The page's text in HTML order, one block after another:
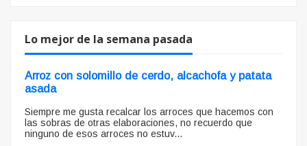
Lo mejor de la semana pasada
Arroz con solomillo de cerdo, alcachofa y patata
asada
Siempre me gusta recalcar los arroces que hacemos con
las sobras de otras elaboraciones, no recuerdo que
ninguno de esos arroces no estuv...